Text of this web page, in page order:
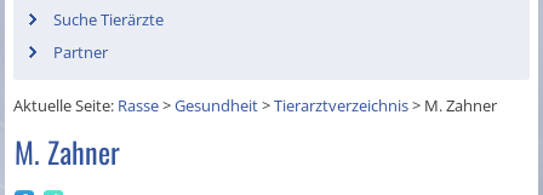
Suche Tierärzte
Partner
Aktuelle Seite: Rasse>Gesundheit>Tierarztverzeichnis> M. Zahner
M. Zahner